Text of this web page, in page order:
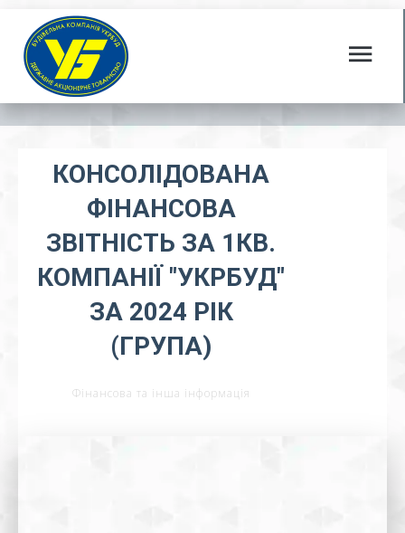
КОНСОЛІДОВАНА
ФІНАНСОВА
ЗВІТНІСТЬ ЗА 1КВ.
КОМПАНІЇ "УКРБУД"
ЗА 2024 РІК
(ГРУПА)
Фінансова та інша інформація